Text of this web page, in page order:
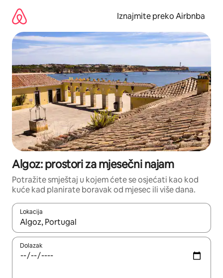
sadržaj
Iznajmite preko Airbnba
Algoz: prostori za mjesečni najam
Potražite smještaj u kojem ćete se osjećati kao kod
kuće kad planirate boravak od mjesec ili više dana.
Lokacija
Kada budu dostupni rezultati, moći ćete ih pregledati
Dolazak